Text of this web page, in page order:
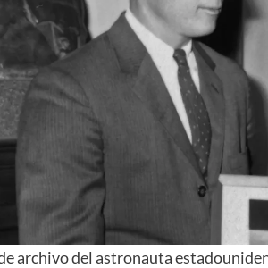
archivo del astronauta